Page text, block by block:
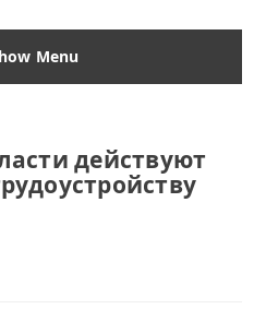
Menu
действуют